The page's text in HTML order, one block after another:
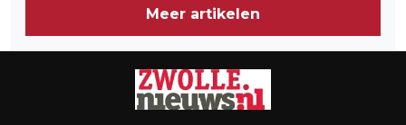
Meer artikelen